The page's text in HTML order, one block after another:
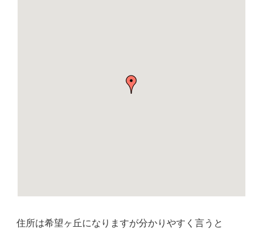
住所は希望ヶ丘になりますが分かりやすく言うと